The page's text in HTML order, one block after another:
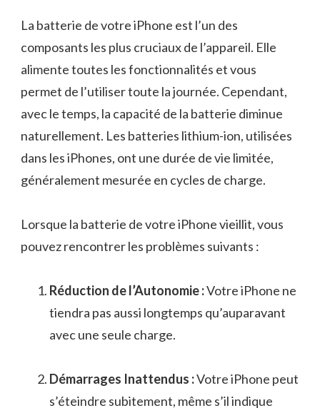
La batterie de votre iPhone est l’un des
composants les plus cruciaux de l’appareil. Elle
alimente toutes les fonctionnalités et vous
permet de l’utiliser toute la journée. Cependant,
avec le temps, la capacité de la batterie diminue
naturellement. Les batteries lithium-ion, utilisées
dans les iPhones, ont une durée de vie limitée,
généralement mesurée en cycles de charge.
Lorsque la batterie de votre iPhone vieillit, vous
pouvez rencontrer les problèmes suivants :
Réduction de l’Autonomie :Votre iPhone ne
tiendra pas aussi longtemps qu’auparavant
avec une seule charge.
Démarrages Inattendus :Votre iPhone peut
s’éteindre subitement, même s’il indique